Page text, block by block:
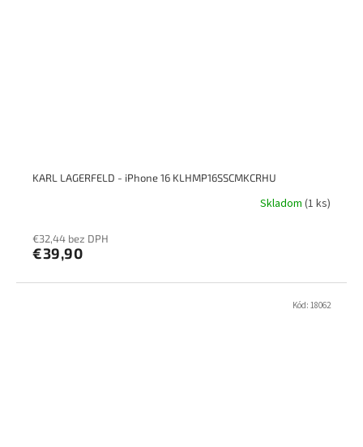
KARL LAGERFELD - iPhone 16 KLHMP16SSCMKCRHU
Skladom (1 ks)
€32,44 bez DPH
€39,90
Kód: 18062